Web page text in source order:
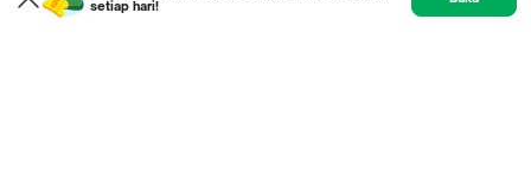
setiap hari!